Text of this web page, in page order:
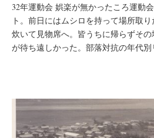
32年運動会 娯楽が無かったころ運動
ト。前日にはムシロを持って場所取
炊いて見物席へ。皆うちに帰らずその
が待ち遠しかった。部落対抗の年代